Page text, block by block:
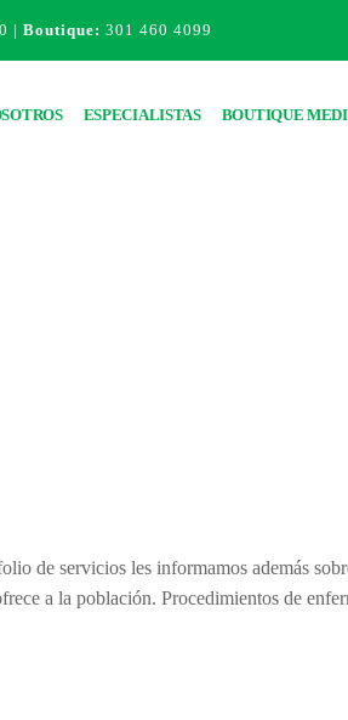
| Boutique: 301 460 4099
ESPECIALISTAS BOUTIQUE
servicios les informamos además
a la población. Procedimientos de